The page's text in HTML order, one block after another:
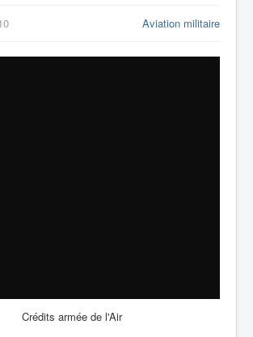
Aviation militaire
Crédits armée de l'Air